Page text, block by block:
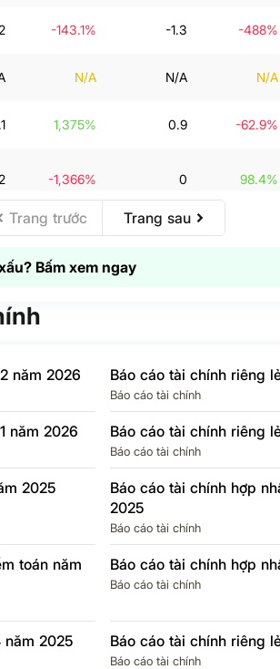
-143.1% -1.3 -488%
N/A N/A N/A
1,375% 0.9 -62.9%
-1,366% 0 98.4%
N/A N/A
0
0.9 -51.5%
-20.7% 17 -79.3%
Trang trước Trang sau
Bấm xem ngay
năm 2026 Báo cáo tài chính riêng
Báo cáo tài chính
năm 2026 Báo cáo tài chính riêng
Báo cáo tài chính
2025
Báo cáo tài chính hợp
2025
Báo cáo tài chính
toán năm
Báo cáo tài chính hợp
Báo cáo tài chính
năm 2025 Báo cáo tài chính riêng
Báo cáo tài chính